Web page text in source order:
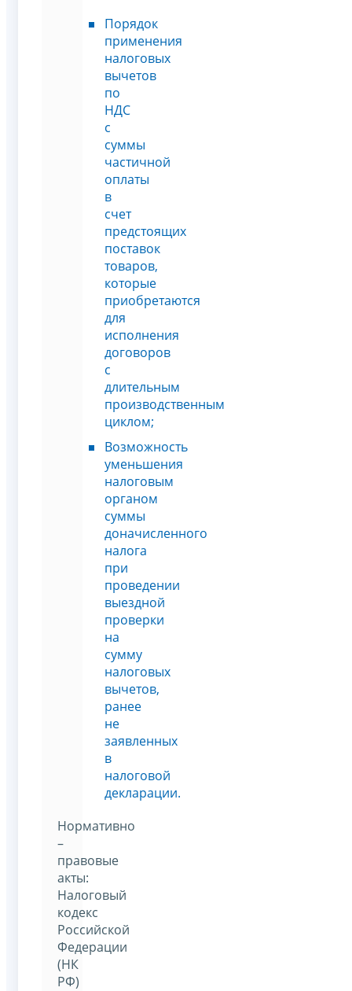
Порядок
применения
налоговых
вычетов
по
НДС
с
суммы
частичной
оплаты
в
счет
предстоящих
поставок
товаров,
которые
приобретаются
для
исполнения
договоров
с
длительным
производственным
циклом;
Возможность
уменьшения
налоговым
органом
суммы
доначисленного
налога
при
проведении
выездной
проверки
на
сумму
налоговых
вычетов,
ранее
не
заявленных
в
налоговой
декларации.
Нормативно
–
правовые
акты:
Налоговый
кодекс
Российской
Федерации
(НК
РФ)